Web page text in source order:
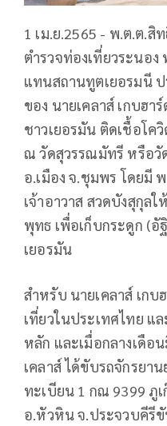
1 เม.ย.2565 - พ.ต.ต.
ตำรวจท่องเที่ยวระนอ
แทนสถานทูตเยอรมนี ป
ของ นายเคลาส์ เกบฮา
ชาวเยอรมัน ติดเชื้อโ
ณ วัดสุวรรณมัทรี หรือวั
อ.เมือง จ.ชุมพร โดยมี
เจ้าอาวาส สวดบังสุกุล
พุทธ เพื่อเก็บกระดูก (อั
เยอรมัน
สำหรับ นายเคลาส์ เกบ
เที่ยวในประเทศไทย แ
หลัก และเมื่อกลางเดือ
เคลาส์ ได้ขับรถจักรยา
ทะเบียน 1 กณ 9399 ภู
อ.หัวหิน จ.ประจวบคีรี